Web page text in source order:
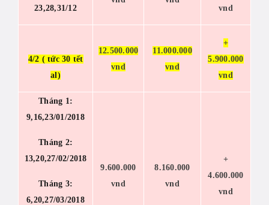
23,28,31/12
vnd
4/2 ( tức 30 tết
al)
12.500.000
vnd
11.000.000
vnd
+
5.900.000
vnd
Tháng 1:
9,16,23/01/2018
Tháng 2:
13,20,27/02/2018
Tháng 3:
6,20,27/03/2018
9.600.000
vnd
8.160.000
vnd
+
4.600.000
vnd